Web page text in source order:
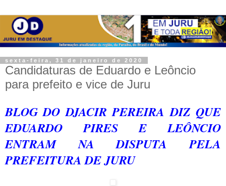
sexta-feira, 31 de janeiro de 2020
Candidaturas de Eduardo e Leôncio
para prefeito e vice de Juru
BLOG DO DJACIR PEREIRA DIZ QUE
EDUARDO PIRES E LEÔNCIO
ENTRAM NA DISPUTA PELA
PREFEITURA DE JURU